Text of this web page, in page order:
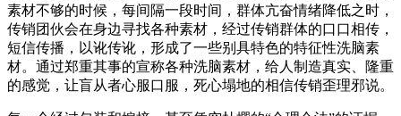
素材不够的时候，每间隔一段时间，群体亢奋情绪降低之时，
传销团伙会在身边寻找各种素材，经过传销群体的口口相传，
短信传播，以讹传讹，形成了一些别具特色的特征性洗脑素
材。通过郑重其事的宣称各种洗脑素材，给人制造真实、隆重
的感觉，让盲从者心服口服，死心塌地的相信传销歪理邪说。